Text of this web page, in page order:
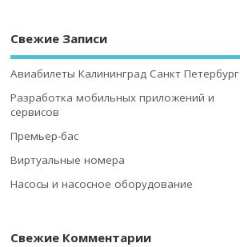
Свежие Записи
Авиабилеты Калининград Санкт Петербург
Разработка мобильных приложений и
сервисов
Премьер-бас
Виртуальные номера
Насосы и насосное оборудование
Свежие Комментарии